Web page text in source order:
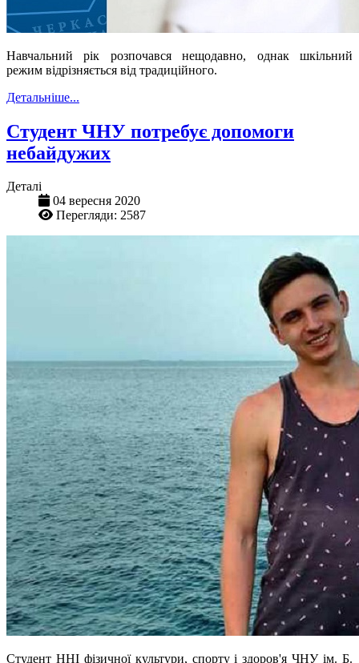
Навчальний рік розпочався нещодавно, однак шкільний
режим відрізняється від традиційного.
Детальніше...
Студент ЧНУ потребує допомоги
небайдужих
Деталі
04 вересня 2020
Перегляди: 2587
Студент ННІ фізичної культури, спорту і здоров'я ЧНУ ім. Б.